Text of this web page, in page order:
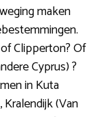
maken
Clipperton? Of
Cyprus) ?
in Kuta
Kralendijk (Van